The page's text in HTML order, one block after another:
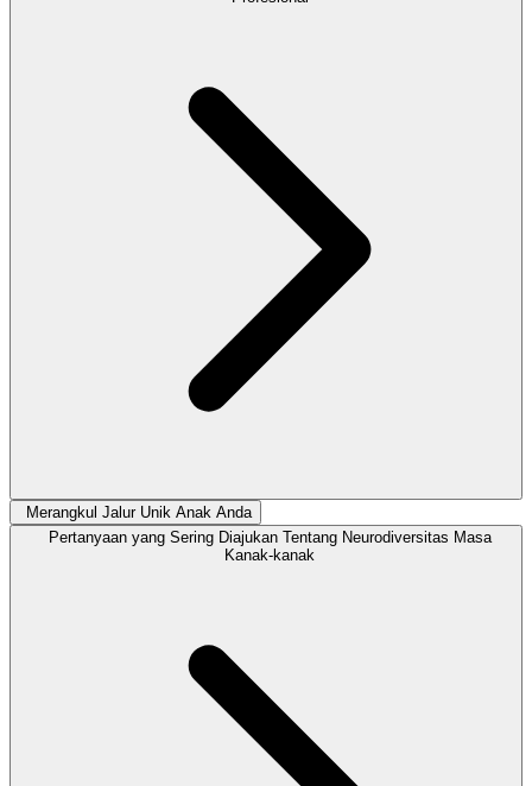
Merangkul Jalur Unik Anak Anda
Pertanyaan yang Sering Diajukan Tentang Neurodiversitas Masa
Kanak-kanak